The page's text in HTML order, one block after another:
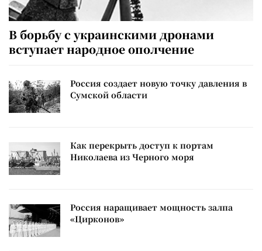
В борьбу с украинскими дронами
вступает народное ополчение
Россия создает новую точку давления в
Сумской области
Как перекрыть доступ к портам
Николаева из Черного моря
Россия наращивает мощность залпа
«Цирконов»